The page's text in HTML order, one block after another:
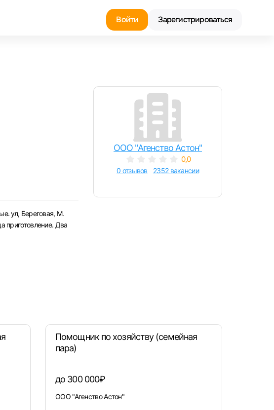
Войти Зарегистрироваться
Выбрать
Саратов
ул, Береговая, М.
приготовление. Два
ООО "Агенство Астон"
0,0
0 отзывов 2352 вакансии
Помощник по хозяйству (семейная
пара)
до 300 000₽
ООО "Агенство Астон"